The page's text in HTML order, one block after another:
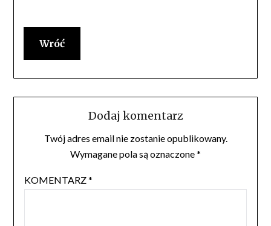
Wróć
Dodaj komentarz
Twój adres email nie zostanie opublikowany.
Wymagane pola są oznaczone*
KOMENTARZ*